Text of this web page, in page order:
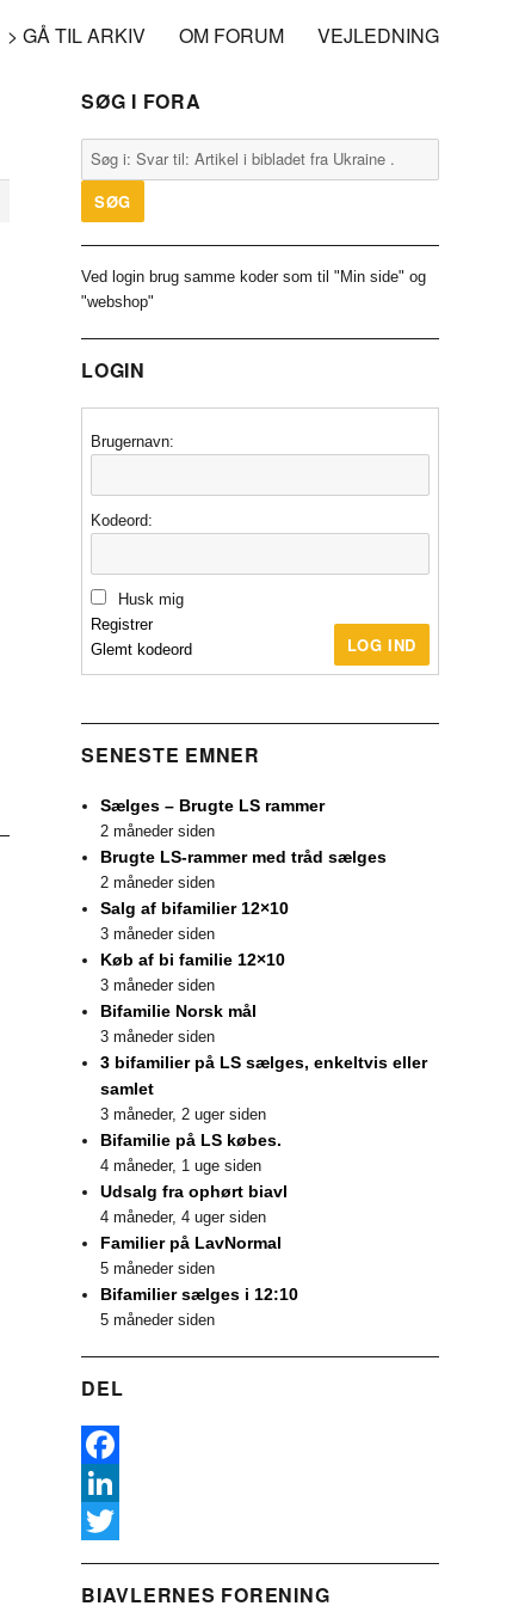
> GÅ TIL ARKIV OM FORUM VEJLEDNING
SØG I FORA
Ved login brug samme koder som til "Min side" og
"webshop"
LOGIN
Brugernavn:
Kodeord:
Husk mig
LOG IND
Registrer
Glemt kodeord
SENESTE EMNER
Sælges – Brugte LS rammer
2 måneder siden
Brugte LS-rammer med tråd sælges
2 måneder siden
Salg af bifamilier 12×10
3 måneder siden
Køb af bi familie 12×10
3 måneder siden
Bifamilie Norsk mål
3 måneder siden
3 bifamilier på LS sælges, enkeltvis eller
samlet
3 måneder, 2 uger siden
Bifamilie på LS købes.
4 måneder, 1 uge siden
Udsalg fra ophørt biavl
4 måneder, 4 uger siden
Familier på LavNormal
5 måneder siden
Bifamilier sælges i 12:10
5 måneder siden
DEL
F
a
e
L
nw
BIAVLERNES FORENING